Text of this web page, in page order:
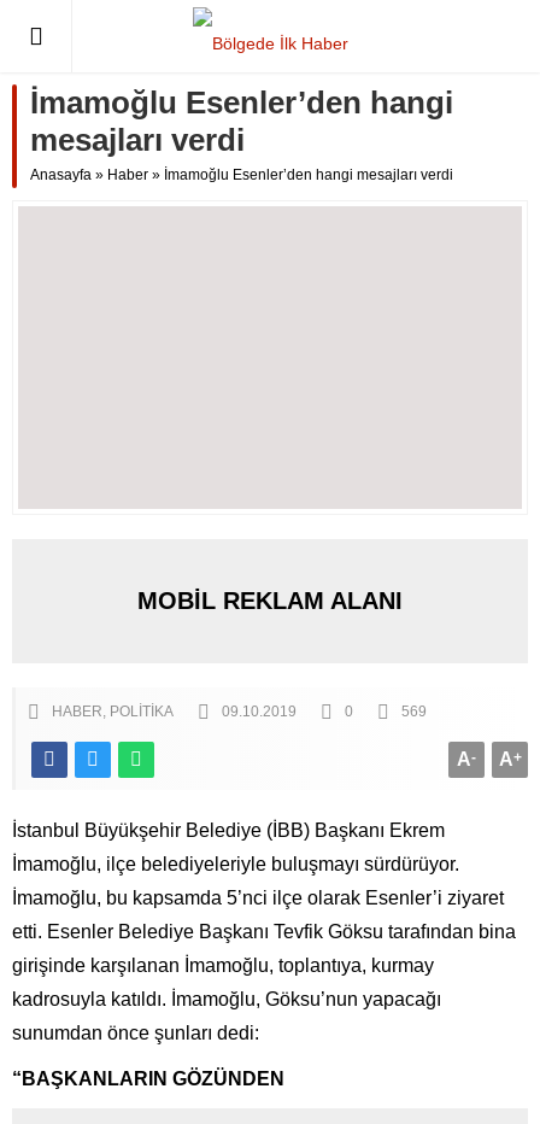
İmamoğlu Esenler’den hangi
mesajları verdi
Anasayfa » Haber » İmamoğlu Esenler’den hangi mesajları verdi
MOBİL REKLAM ALANI
HABER POLITIKA 09.10.2019 0 569
A+
A-
İstanbul Büyükşehir Belediye (İBB) Başkanı Ekrem
İmamoğlu, ilçe belediyeleriyle buluşmayı sürdürüyor.
İmamoğlu, bu kapsamda 5’nci ilçe olarak Esenler’i ziyaret
etti. Esenler Belediye Başkanı Tevfik Göksu tarafından bina
girişinde karşılanan İmamoğlu, toplantıya, kurmay
kadrosuyla katıldı. İmamoğlu, Göksu’nun yapacağı
sunumdan önce şunları dedi:
“BAŞKANLARIN GÖZÜNDEN